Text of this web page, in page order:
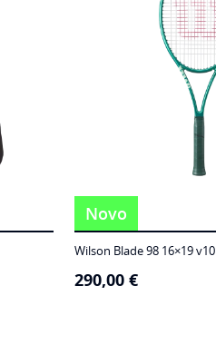
Novo
Wilson Blade 98 16×19 v10
290,00 €